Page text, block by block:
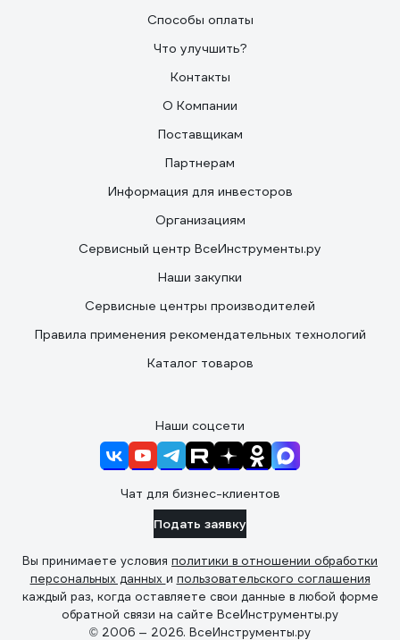
Способы оплаты
Что улучшить?
Контакты
О Компании
Поставщикам
Партнерам
Информация для инвесторов
Организациям
Сервисный центр ВсеИнструменты.ру
Наши закупки
Сервисные центры производителей
Правила применения рекомендательных технологий
Каталог товаров
Наши соцсети
Чат для бизнес-клиентов
Подать заявку
Вы принимаете условия политики в отношении обработки
персональных данных и пользовательского соглашения
каждый раз, когда оставляете свои данные в любой форме
обратной связи на сайте ВсеИнструменты.ру
© 2006 — 2026. ВсеИнструменты.ру